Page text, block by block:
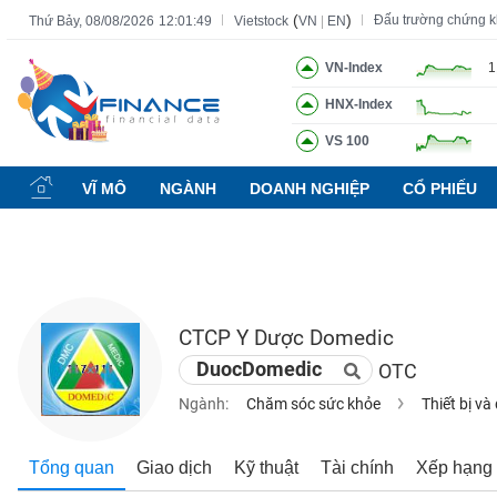
Thứ Bảy, 08/08/2026 12:01:50 Vietstock (VN EN) Đấu trường chứng
VN-Index
HNX-Index
VS 100
VĨ MÔ NGÀNH DOANH NGHIỆP CỔ PHIẾU
CTCP Y Dược Domedic
DuocDomedic OTC
Ngành: Chăm sóc sức khỏe Thiết bị và
Tổng quan Giao dịch Kỹ thuật Tài chính Xếp hạng
Tất cả Tính năng Ngành Mã chứng khoán Lãnh đạo
Tính
năng
(-)
CHỨNG
KHOÁN
NGHIỆP